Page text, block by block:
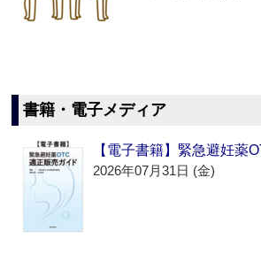
書籍・電子メディア
【電子書籍】緊急避妊薬
2026年07月31日 (金)